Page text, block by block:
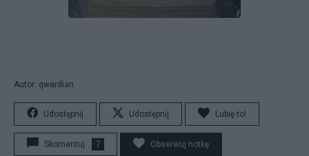
Autor: qwardian
Udostępnij Udostępnij Lubię to!
Skomentuj 7 Obserwuj notkę